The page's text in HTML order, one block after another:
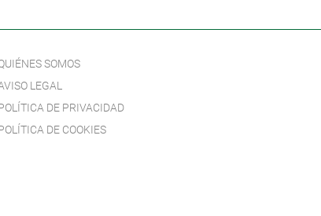
SOMOS
LEGAL
DE PRIVACIDAD
DE COOKIES